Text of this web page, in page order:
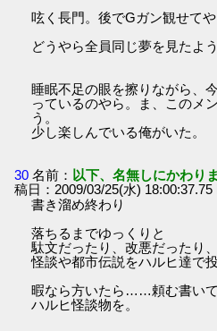
呟く長門。後でGガン観せてや
どうやら全員同じ夢を見たよう
睡眠不足の眼を擦りながら、
っているのやら。ま、このメ
う。
少し楽しんでいる俺がいた。
30 名前： 以下、名無しにかわり
稿日：2009/03/25(水)
書き溜め終わり
落ちるまでゆっくりと
駄文だったり、改悪だったり
怪談や都市伝説をハルヒ達で
暇なら方いたら……頼む書いて
ハルヒ怪談物を。